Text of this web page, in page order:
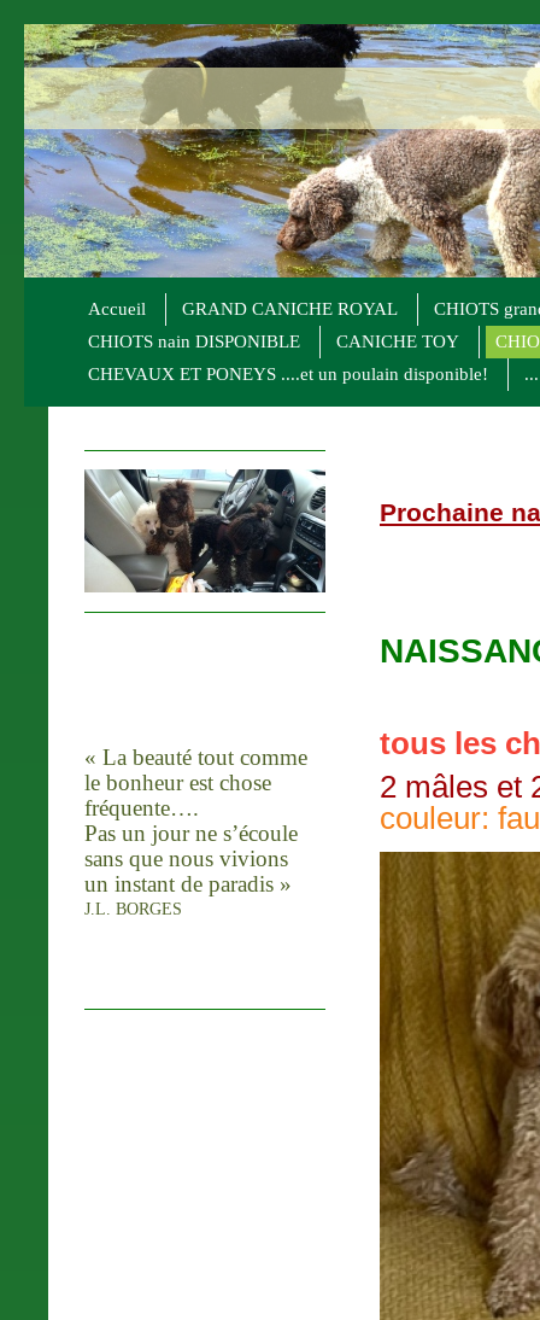
Accueil GRAND CANICHE ROYAL
CHIOTS
CHIOTS nain DISPONIBLE
CANICHE TOY
CHEVAUX ET PONEYS ....et un poulain disponible!
« La beauté tout comme
le bonheur est chose
fréquente….
Pas un jour ne s’écoule
sans que nous vivions
un instant de paradis »
J.L. BORGES
Prochaine
tous les
2 mâles et
couleur: